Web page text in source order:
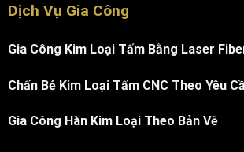
Dịch Vụ Gia Công
Gia Công Kim Loại Tấm Bằng Laser
Chấn Bẻ Kim Loại Tấm CNC Theo Yêu
Gia Công Hàn Kim Loại Theo Bản Vẽ